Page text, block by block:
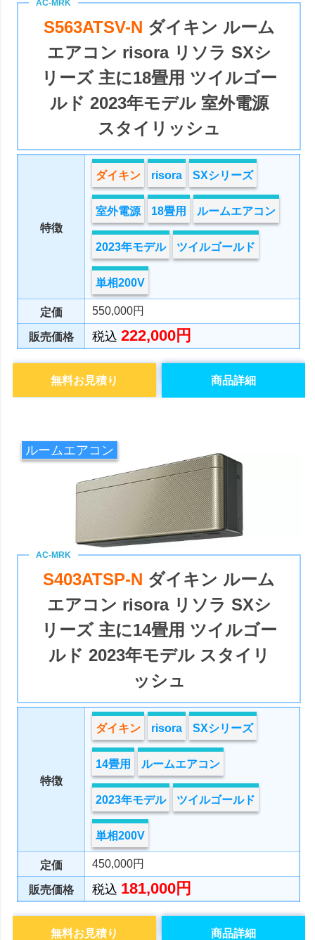
S563ATSV-N ダイキン ルーム
エアコン risora リソラ SXシ
リーズ 主に18畳用 ツイルゴー
ルド 2023年モデル 室外電源
スタイリッシュ
特徴
ダイキン risora SXシリーズ
室外電源 18畳用 ルームエアコン
2023年モデル ツイルゴールド
単相200V
定価 550,000円
販売価格 税込222,000円
商品詳細
無料お見積り
ルームエアコン
S403ATSP-N ダイキン ルーム
エアコン risora リソラ SXシ
リーズ 主に14畳用 ツイルゴー
ルド 2023年モデル スタイリ
ッシュ
特徴
ダイキン risora SXシリーズ
14畳用 ルームエアコン
2023年モデル ツイルゴールド
単相200V
定価 450,000円
販売価格 税込 181,000円
商品詳細
無料お見積り